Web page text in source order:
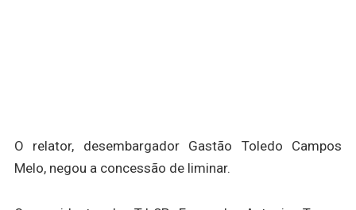
O relator, desembargador Gastão Toledo Campos
Melo, negou a concessão de liminar.